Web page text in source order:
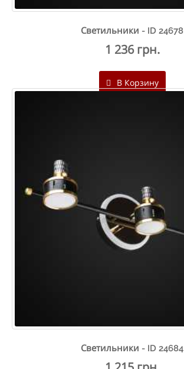
Светильники - ID 24678
1 236 грн.
В Корзину
Светильники - ID 24684